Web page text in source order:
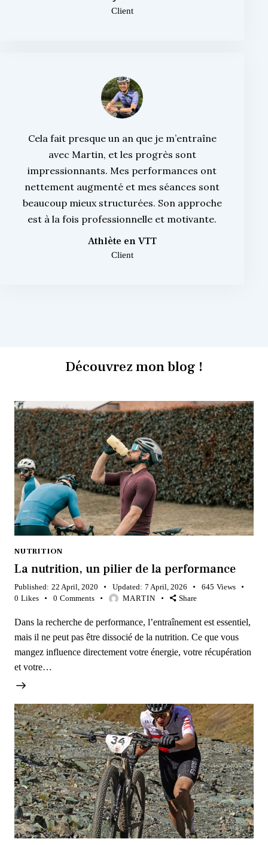
Client
Cela fait presque un an que je m’entraîne
avec Martin, et les progrès sont
impressionnants. Mes performances ont
nettement augmenté et mes séances sont
beaucoup mieux structurées. Son approche
est à la fois professionnelle et motivante.
Athlète en VTT
Client
Découvrez mon blog !
NUTRITION
La nutrition, un pilier de la performance
Published: 22 April, 2020 Updated: 7 April, 2026 645 Views
0 Likes 0 Comments MARTIN Share
Dans la recherche de performance, l’entraînement est essentiel,
mais il ne peut pas être dissocié de la nutrition. Ce que vous
mangez influence directement votre énergie, votre récupération
et votre…